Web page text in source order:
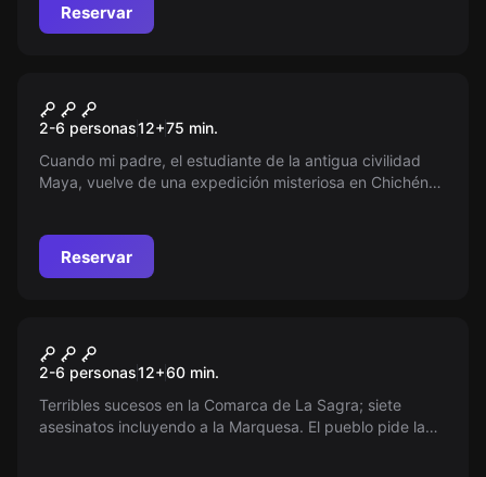
Reservar
Balamkú
2-6 personas12+75 min.
Cuando mi padre, el estudiante de la antigua civilidad
Maya, vuelve de una expedición misteriosa en Chichén
Reservar
El Misterio de La Sagra
2-6 personas12+60 min.
Terribles sucesos en la Comarca de La Sagra; siete
asesinatos incluyendo a la Marquesa. El pueblo pide la